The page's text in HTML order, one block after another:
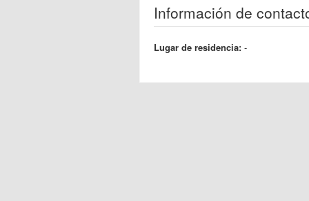
Información de
Lugar de residencia: -